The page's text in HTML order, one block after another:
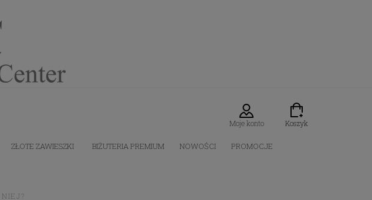
Koszyk
Moje konto
ZŁOTE ZAWIESZKI BIŻUTERIA PREMIUM NOWOŚCI PROMOCJE